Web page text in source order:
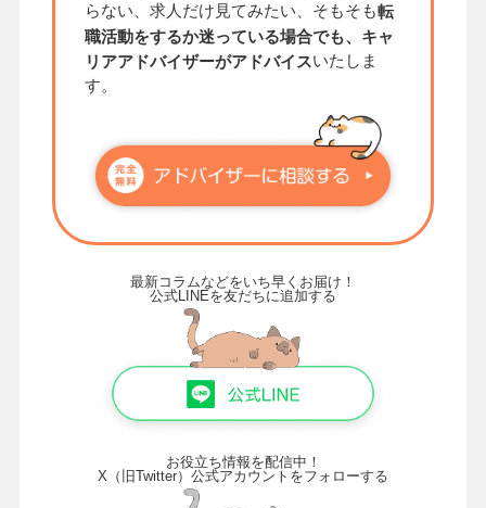
らない、求人だけ見てみたい、そもそも転
職活動をするか迷っている場合でも、キャ
リアアドバイザーがアドバイスいたしま
す。
最新コラムなどをいち早くお届け！
公式LINEを友だちに追加する
お役立ち情報を配信中！
X（旧Twitter）公式アカウントをフォローする